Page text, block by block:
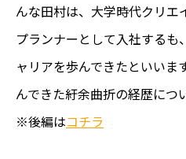
んな田村は、大学時代クリエ
プランナーとして入社する
ャリアを歩んできたといいま
んできた紆余曲折の経歴につ
※後編はコチラ